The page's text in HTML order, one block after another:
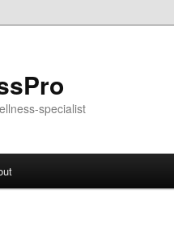
specialist